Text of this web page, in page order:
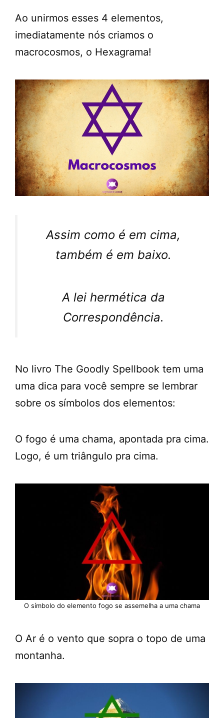
Ao unirmos esses 4 elementos,
imediatamente nós criamos o
macrocosmos, o Hexagrama!
Assim como é em cima,
também é em baixo.
A lei hermética da
Correspondência.
No livro The Goodly Spellbook tem uma
uma dica para você sempre se lembrar
sobre os símbolos dos elementos:
O fogo é uma chama, apontada pra cima.
Logo, é um triângulo pra cima.
O símbolo do elemento fogo se assemelha a uma chama
O Ar é o vento que sopra o topo de uma
montanha.